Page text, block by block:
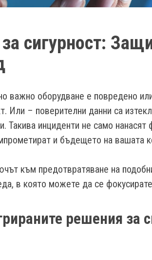
сигурност:
важно оборудване е повредено
Или – поверителни данни са
Такива инциденти не само нанасят
и бъдещето на вашата
към предотвратяване на
в която можете да се
решения за